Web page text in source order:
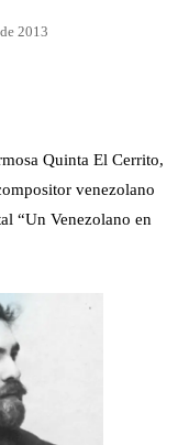
2013
Quinta El Cerrito,
venezolano
“Un Venezolano en